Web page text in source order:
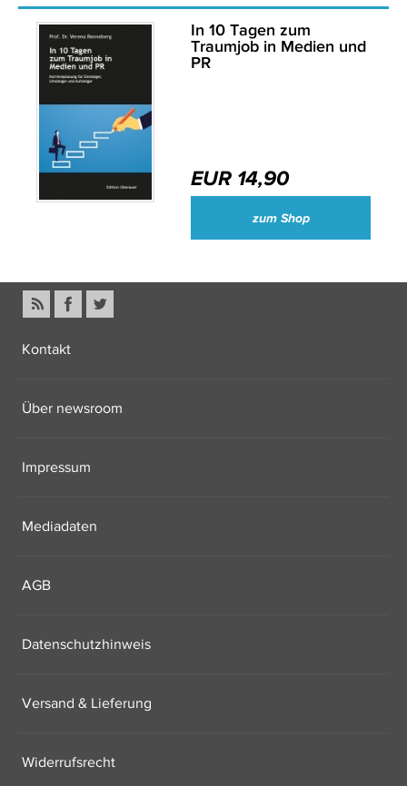
In 10 Tagen zum
Traumjob in Medien und
PR
EUR 14,90
zum Shop
Kontakt
Über newsroom
Impressum
Mediadaten
AGB
Datenschutzhinweis
Versand & Lieferung
Widerrufsrecht